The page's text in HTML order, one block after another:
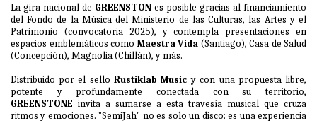
La gira nacional de GREENSTON es posible gracias al financiamiento
del Fondo de la Música del Ministerio de las Culturas, las Artes y el
Patrimonio (convocatoria 2025), y contempla presentaciones en
espacios emblemáticos como Maestra Vida (Santiago), Casa de Salud
(Concepción), Magnolia (Chillán), y más.
Distribuido por el sello Rustiklab Musicy con una propuesta libre,
potente y profundamente conectada con su territorio,
GREENSTONE invita a sumarse a esta travesía musical que cruza
ritmos y emociones. "SemiJah" no es solo un disco: es una experiencia